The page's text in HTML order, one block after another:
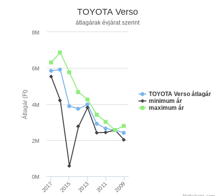
Átlagár (Ft)
TOYOTA Verso
átlagárak évjárat szerint
TOYOTA Verso átlagár
minimum ár
maximum ár
2017 2015 2013 2011 2009
0M
2M
4M
6M
8M